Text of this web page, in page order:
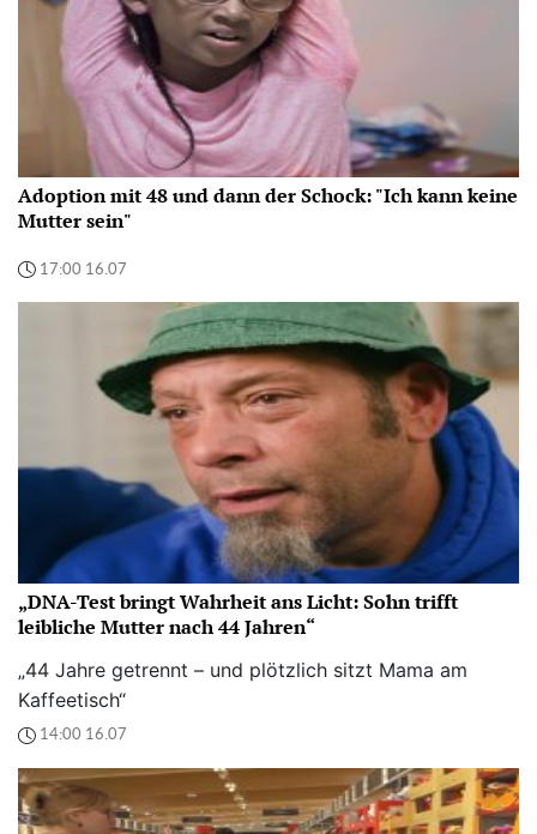
Adoption mit 48 und dann der Schock: "Ich kann keine
Mutter sein"
17:00 16.07
„DNA-Test bringt Wahrheit ans Licht: Sohn trifft
leibliche Mutter nach 44 Jahren“
„44 Jahre getrennt – und plötzlich sitzt Mama am
Kaffeetisch“
14:00 16.07